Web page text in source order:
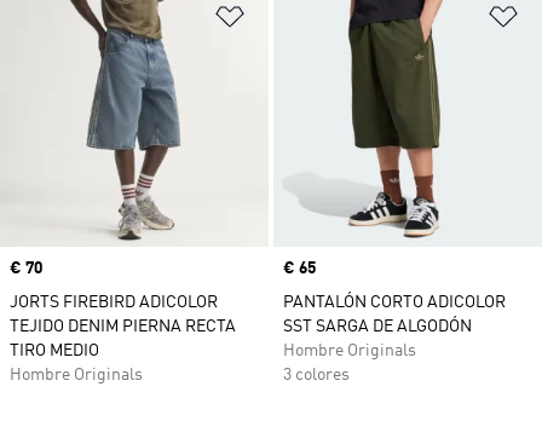
Añadir a la lista de deseos
Precio
€ 70
JORTS FIREBIRD ADICOLOR
TEJIDO DENIM PIERNA RECTA
TIRO MEDIO
Hombre Originals
Precio
€ 65
PANTALÓN CORTO ADICOLOR
SST SARGA DE ALGODÓN
Hombre Originals
3 colores